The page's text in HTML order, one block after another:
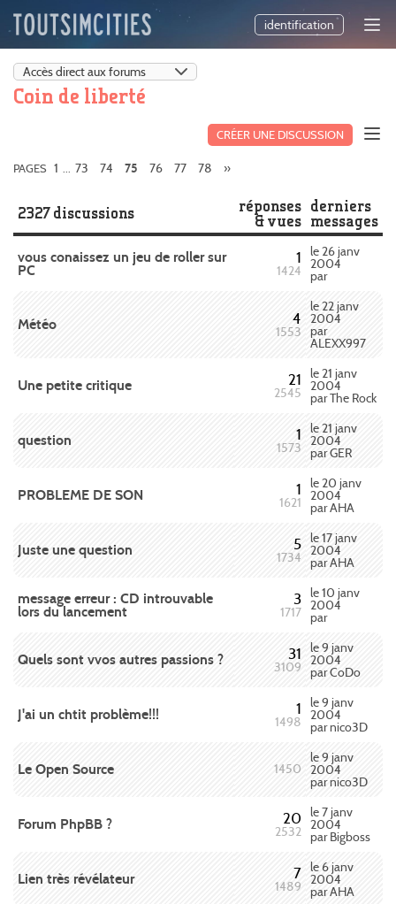
identification
Coin de liberté
CRÉER UNE DISCUSSION
PAGES 1 ... 73 74 75 76 77 78 »
2327 discussions
réponses
& vues
derniers
messages
vous conaissez un jeu de roller sur
PC
1
1424
le 26 janv
2004
par
Météo 4
1553
le 22 janv
2004
par
ALEXX997
Une petite critique 21
2545
le 21 janv
2004
par The Rock
question 1
1573
le 21 janv
2004
par GER
PROBLEME DE SON 1
1621
le 20 janv
2004
par AHA
Juste une question 5
1734
le 17 janv
2004
par AHA
message erreur : CD introuvable
lors du lancement
3
1717
le 10 janv
2004
par
Quels sont vvos autres passions ? 31
3109
le 9 janv
2004
par CoDo
J'ai un chtit problème!!! 1
1498
le 9 janv
2004
par nico3D
Le Open Source 1450
le 9 janv
2004
par nico3D
Forum PhpBB ? 20
2532
le 7 janv
2004
par Bigboss
Lien très révélateur 7
1489
le 6 janv
2004
par AHA